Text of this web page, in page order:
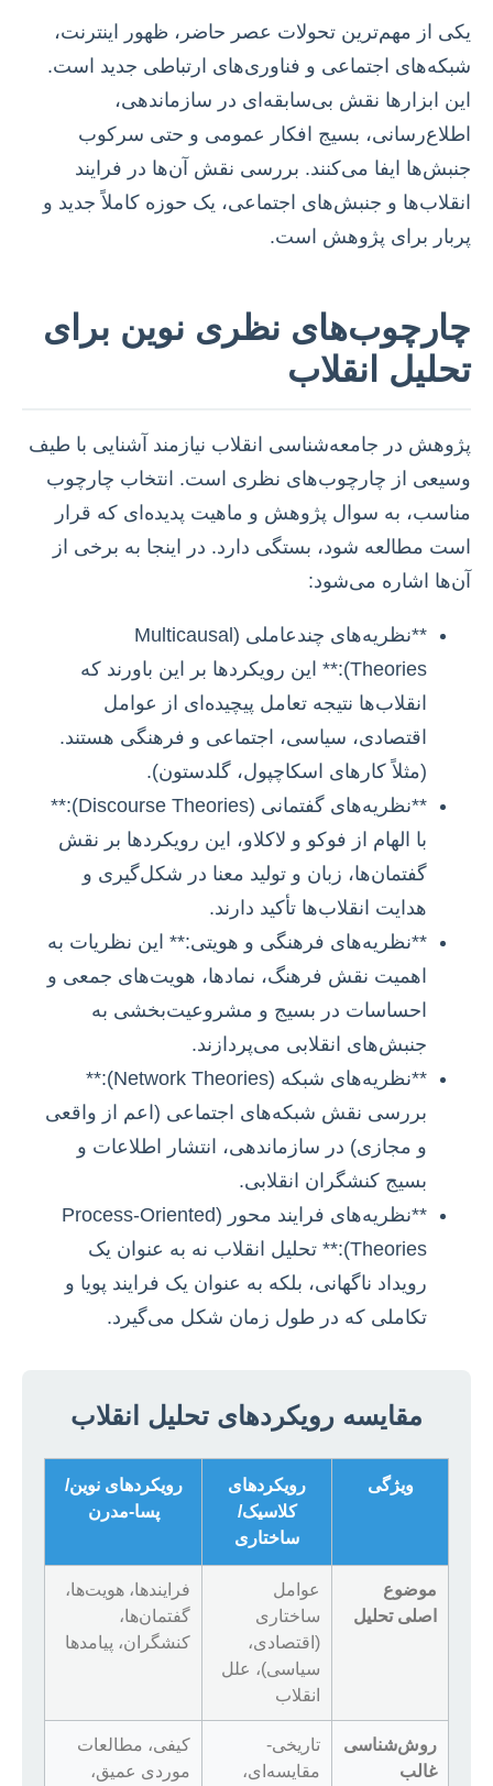
یکی از مهم‌ترین تحولات عصر حاضر، ظهور اینترنت،
شبکه‌های اجتماعی و فناوری‌های ارتباطی جدید است.
این ابزارها نقش بی‌سابقه‌ای در سازماندهی،
اطلاع‌رسانی، بسیج افکار عمومی و حتی سرکوب
جنبش‌ها ایفا می‌کنند. بررسی نقش آن‌ها در فرایند
انقلاب‌ها و جنبش‌های اجتماعی، یک حوزه کاملاً جدید و
پربار برای پژوهش است.
چارچوب‌های نظری نوین برای
تحلیل انقلاب
پژوهش در جامعه‌شناسی انقلاب نیازمند آشنایی با طیف
وسیعی از چارچوب‌های نظری است. انتخاب چارچوب
مناسب، به سوال پژوهش و ماهیت پدیده‌ای که قرار
است مطالعه شود، بستگی دارد. در اینجا به برخی از
آن‌ها اشاره می‌شود:
**نظریه‌های چندعاملی (Multicausal
Theories):** این رویکردها بر این باورند که
انقلاب‌ها نتیجه تعامل پیچیده‌ای از عوامل
اقتصادی، سیاسی، اجتماعی و فرهنگی هستند.
(مثلاً کارهای اسکاچپول، گلدستون).
**نظریه‌های گفتمانی (Discourse Theories):**
با الهام از فوکو و لاکلاو، این رویکردها بر نقش
گفتمان‌ها، زبان و تولید معنا در شکل‌گیری و
هدایت انقلاب‌ها تأکید دارند.
**نظریه‌های فرهنگی و هویتی:** این نظریات به
اهمیت نقش فرهنگ، نمادها، هویت‌های جمعی و
احساسات در بسیج و مشروعیت‌بخشی به
جنبش‌های انقلابی می‌پردازند.
**نظریه‌های شبکه (Network Theories):**
بررسی نقش شبکه‌های اجتماعی (اعم از واقعی
و مجازی) در سازماندهی، انتشار اطلاعات و
بسیج کنشگران انقلابی.
**نظریه‌های فرایند محور (Process-Oriented
Theories):** تحلیل انقلاب نه به عنوان یک
رویداد ناگهانی، بلکه به عنوان یک فرایند پویا و
تکاملی که در طول زمان شکل می‌گیرد.
مقایسه رویکردهای تحلیل انقلاب
ویژگی
رویکردهای
کلاسیک/
ساختاری
رویکردهای نوین/
پسا-مدرن
موضوع
اصلی تحلیل
عوامل
ساختاری
(اقتصادی،
سیاسی)، علل
انقلاب
فرایندها، هویت‌ها،
گفتمان‌ها،
کنشگران، پیامدها
روش‌شناسی
غالب
تاریخی-
مقایسه‌ای،
کیفی، مطالعات
موردی عمیق،